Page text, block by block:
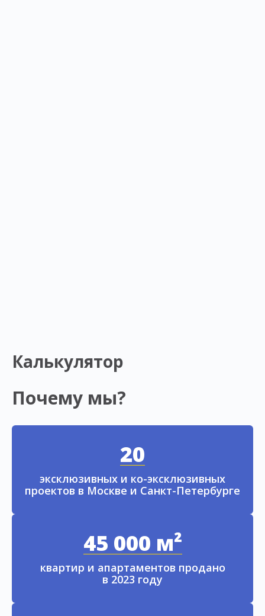
Калькулятор
Почему мы?
20
эксклюзивных и ко-эксклюзивных
проектов в Москве и Санкт-Петербурге
45 000 м²
квартир и апартаментов продано
в 2023 году